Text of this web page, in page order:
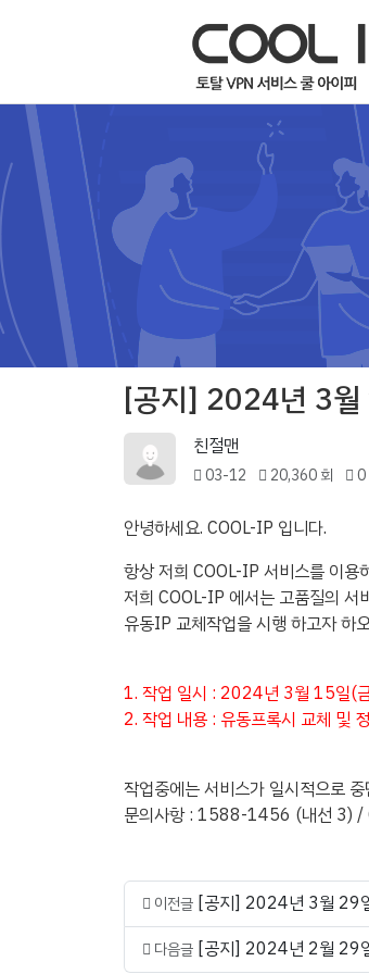
[공지] 2024년 3월
친절맨
03-12 20,360 회 0
안녕하세요. COOL-IP 입니다.
항상 저희 COOL-IP 서비스를 이용
저희 COOL-IP 에서는 고품질의 서
유동IP 교체작업을 시행 하고자 하
1. 작업 일시 : 2024년 3월 15일
2. 작업 내용 : 유동프록시 교체 및
작업중에는 서비스가 일시적으로
문의사항 : 1588-1456 (내선 3) /
이전글 [공지] 2024년 3월 29
다음글 [공지] 2024년 2월 29